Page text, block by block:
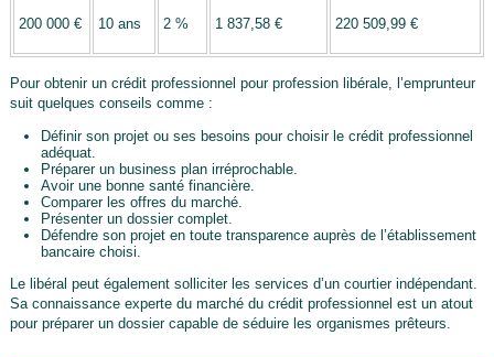
200 000 € 10 ans 2 % 1 837,58 € 220 509,99 €
Pour obtenir un crédit professionnel pour profession libérale, l’emprunteur
suit quelques conseils comme :
Définir son projet ou ses besoins pour choisir le crédit professionnel
adéquat.
Préparer un business plan irréprochable.
Avoir une bonne santé financière.
Comparer les offres du marché.
Présenter un dossier complet.
Défendre son projet en toute transparence auprès de l’établissement
bancaire choisi.
Le libéral peut également solliciter les services d’un courtier indépendant.
Sa connaissance experte du marché du crédit professionnel est un atout
pour préparer un dossier capable de séduire les organismes prêteurs.